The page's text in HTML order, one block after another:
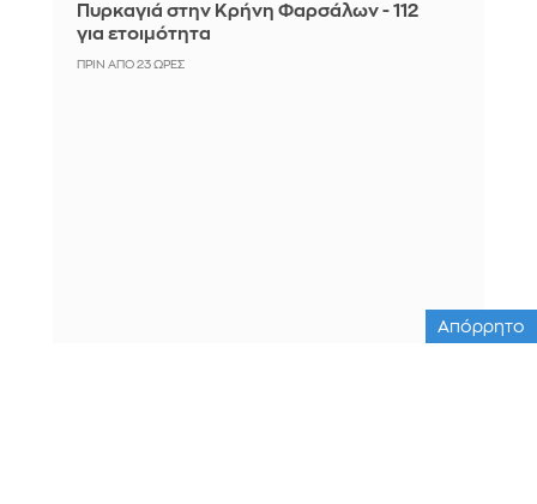
Πυρκαγιά στην Κρήνη Φαρσάλων - 112
για ετοιμότητα
ΠΡΙΝ ΑΠΌ 23 ΏΡΕΣ
Απόρρητο